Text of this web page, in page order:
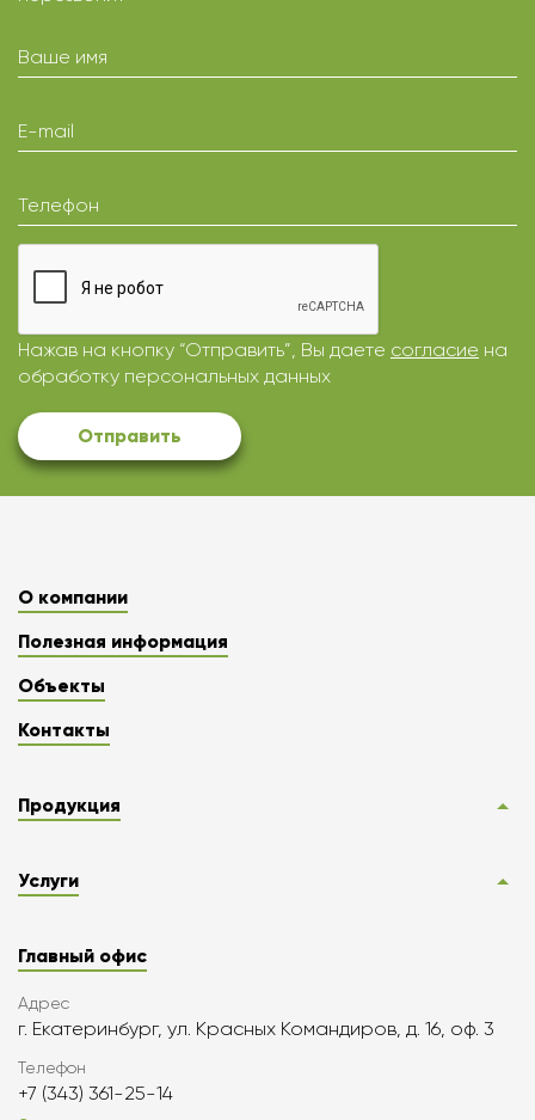
Ваше имя
E-mail
Телефон
Нажав на кнопку “Отправить”, Вы даете согласие на
обработку персональных данных
Отправить
О компании
Полезная информация
Объекты
Контакты
Продукция
Услуги
Главный офис
Адрес
г. Екатеринбург, ул. Красных Командиров, д. 16, оф. 3
Телефон
+7 (343) 361-25-14